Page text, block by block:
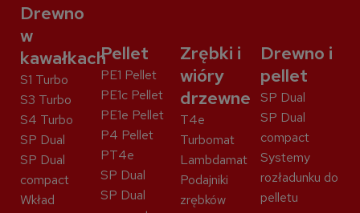
Drewno
w
kawałkach
S1 Turbo
S3 Turbo
S4 Turbo
SP Dual
SP Dual
compact
Wkład
Pellet
PE1 Pellet
PE1c Pellet
PE1e Pellet
P4 Pellet
PT4e
SP Dual
SP Dual
Zrębki i
wióry
drzewne
T4e
Turbomat
Lambdamat
Podajniki
zrębków
Drewno i
pellet
SP Dual
SP Dual
compact
Systemy
rozładunku do
pelletu